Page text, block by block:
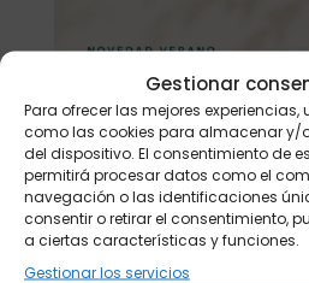
Gestionar
Para ofrecer las mejores
como las cookies para almacenar y/
del dispositivo. El consentimiento de
permitirá procesar datos como el
navegación o las identificaciones
consentir o retirar el consentimiento,
a ciertas características y funciones.
Gestionar los servicios